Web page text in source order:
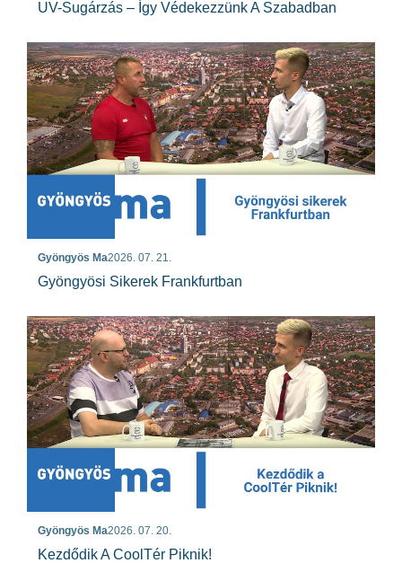
UV-Sugárzás – Így Védekezzünk A Szabadban
Gyöngyös Ma2026. 07. 21.
Gyöngyösi Sikerek Frankfurtban
Gyöngyös Ma2026. 07. 20.
Kezdődik A CoolTér Piknik!